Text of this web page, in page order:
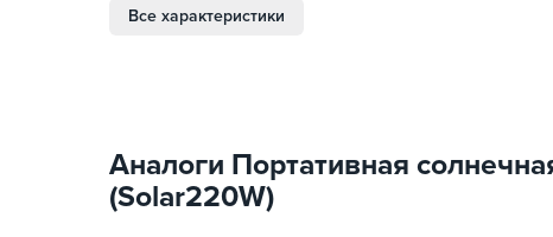
Все характеристики
Аналоги Портативная
(Solar220W)